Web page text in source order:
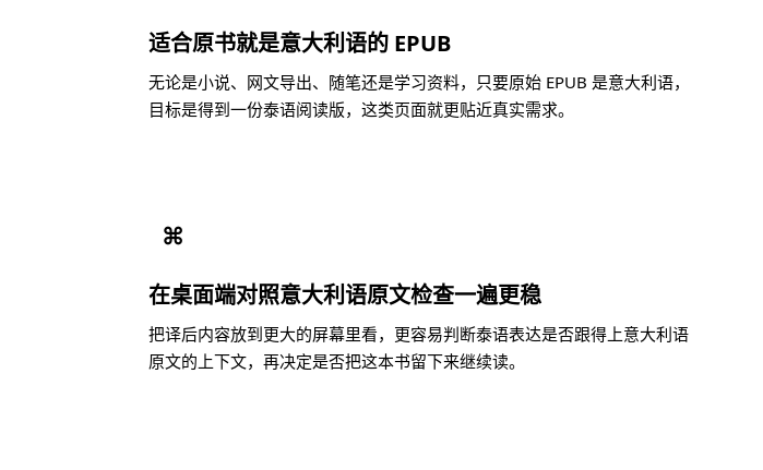
适合原书就是意大利语的 EPUB
无论是小说、网文导出、随笔还是学习资料，只要原始 EPUB 是意大利语，
目标是得到一份泰语阅读版，这类页面就更贴近真实需求。
⌘
在桌面端对照意大利语原文检查一遍更稳
把译后内容放到更大的屏幕里看，更容易判断泰语表达是否跟得上意大利语
原文的上下文，再决定是否把这本书留下来继续读。